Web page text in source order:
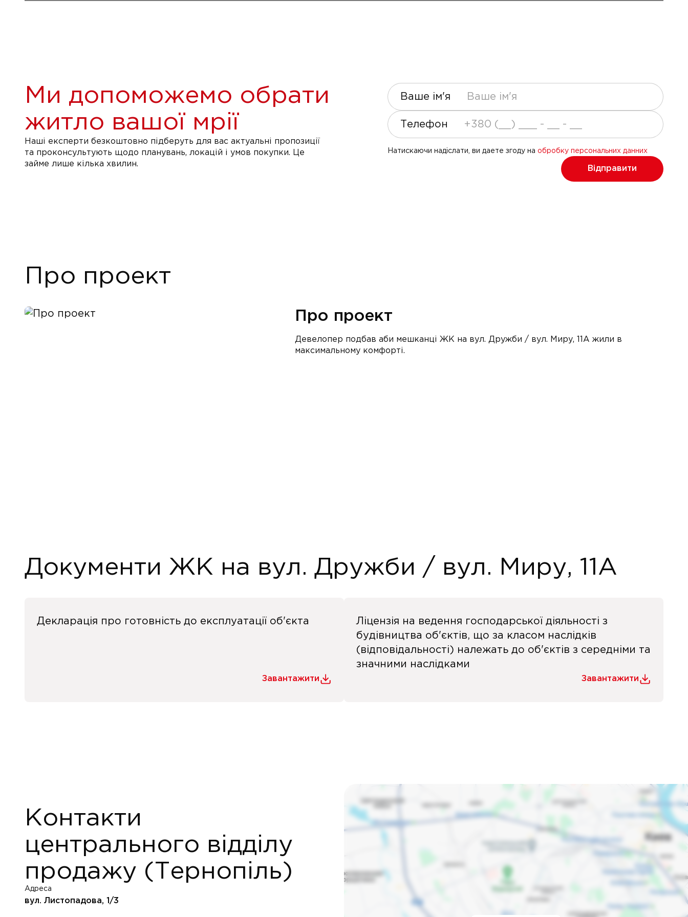
Ми допоможемо обрати
житло вашої мрії
Наші експерти безкоштовно підберуть для вас актуальні пропозиції
та проконсультують щодо планувань, локацій і умов покупки. Це
займе лише кілька хвилин.
Ваше ім'я
Телефон
Натискаючи надіслати, ви даете згоду на обробку персональних данних
Відправити
Про проект
Про проект
Девелопер подбав аби мешканці ЖК на вул. Дружби / вул. Миру, 11А жили в
максимальному комфорті.
Документи ЖК на вул. Дружби / вул. Миру, 11А
Декларація про готовність до експлуатації об'єкта
Завантажити
Ліцензія на ведення господарської діяльності з
будівництва об'єктів, що за класом наслідків
(відповідальності) належать до об'єктів з середніми та
значними наслідками
Завантажити
Контакти
центрального відділу
продажу (Тернопіль)
Адреса
вул. Листопадова, 1/3